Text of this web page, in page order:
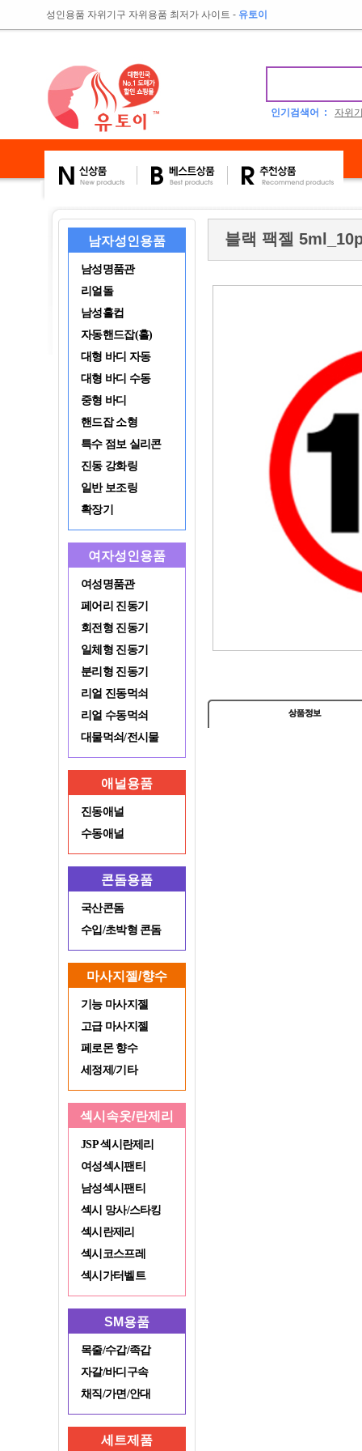
성인용품 자위기구 자위용품 최저가 사이트 - 유토이
인기검색어 : 자위
남자성인용품
남성명품관
리얼돌
남성홀컵
자동핸드잡(홀)
대형 바디 자동
대형 바디 수동
중형 바디
핸드잡 소형
특수 점보 실리콘
진동 강화링
일반 보조링
확장기
여자성인용품
여성명품관
페어리 진동기
회전형 진동기
일체형 진동기
분리형 진동기
리얼 진동먹쇠
리얼 수동먹쇠
대물먹쇠/전시물
애널용품
진동애널
수동애널
콘돔용품
국산콘돔
수입/초박형 콘돔
마사지젤/향수
기능 마사지젤
고급 마사지젤
페로몬 향수
세정제/기타
섹시속옷/란제리
JSP 섹시란제리
여성섹시팬티
남성섹시팬티
섹시 망사/스타킹
섹시란제리
섹시코스프레
섹시가터벨트
SM용품
목줄/수갑/족갑
자갈/바디구속
채직/가면/안대
세트제품
블랙 팩젤